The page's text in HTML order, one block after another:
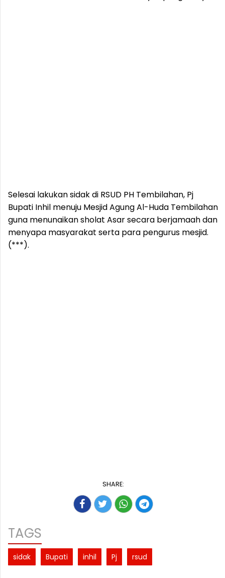
Selesai lakukan sidak di RSUD PH Tembilahan, Pj
Bupati Inhil menuju Mesjid Agung Al-Huda Tembilahan
guna menunaikan sholat Asar secara berjamaah dan
menyapa masyarakat serta para pengurus mesjid.
(***).
SHARE:
TAGS
sidak Bupati inhil Pj rsud